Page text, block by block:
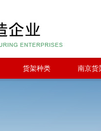
货架种类 南京货